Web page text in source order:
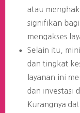
atau
signifikan
mengakses
Selain itu,
dan tingkat
layanan ini
dan investasi
Kurangnya